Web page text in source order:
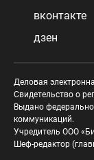
вконтакте
дзен
Деловая
Свидетельство о
Выдано
коммуникаций.
Учредитель ООО
Шеф-редактор